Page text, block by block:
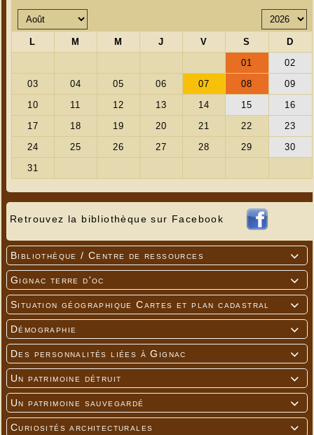
Retrouvez la bibliothèque sur Facebook

Bibliothèque / Centre de ressources

Gignac terre d'oc

Situation géographique Cartes et plan cadastral

Démographie

Des personnalités liées à Gignac

Un patrimoine détruit

Un patrimoine sauvegardé

Curiosités architecturales